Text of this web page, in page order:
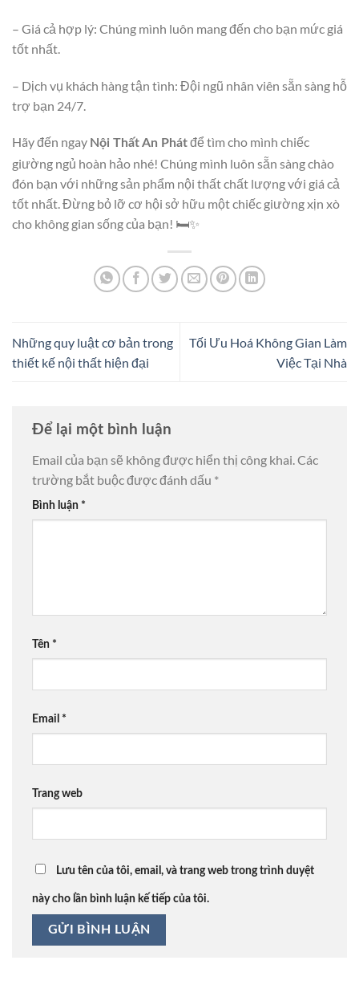
– Giá cả hợp lý: Chúng mình luôn mang đến cho bạn mức giá
tốt nhất.
– Dịch vụ khách hàng tận tình: Đội ngũ nhân viên sẵn sàng hỗ
trợ bạn 24/7.
Hãy đến ngay Nội Thất An Phátđể tìm cho mình chiếc
giường ngủ hoàn hảo nhé! Chúng mình luôn sẵn sàng chào
đón bạn với những sản phẩm nội thất chất lượng với giá cả
tốt nhất. Đừng bỏ lỡ cơ hội sở hữu một chiếc giường xịn xò
cho không gian sống của bạn! 🛏️✨
Những quy luật cơ bản trong
thiết kế nội thất hiện đại
Tối Ưu Hoá Không Gian Làm
Việc Tại Nhà
Để lại một bình luận
Email của bạn sẽ không được hiển thị công khai.Các
trường bắt buộc được đánh dấu *
Bình luận *
Tên *
Email *
Trang web
Lưu tên của tôi, email, và trang web trong trình duyệt
này cho lần bình luận kế tiếp của tôi.